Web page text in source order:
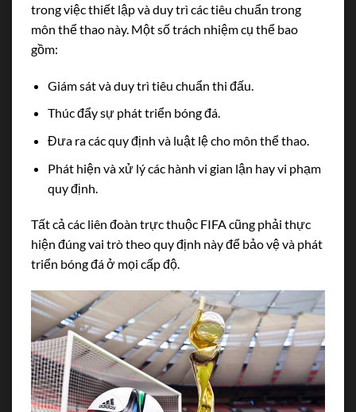
trong việc thiết lập và duy trì các tiêu chuẩn trong
môn thể thao này. Một số trách nhiệm cụ thể bao
gồm:
Giám sát và duy trì tiêu chuẩn thi đấu.
Thúc đẩy sự phát triển bóng đá.
Đưa ra các quy định và luật lệ cho môn thể thao.
Phát hiện và xử lý các hành vi gian lận hay vi phạm
quy định.
Tất cả các liên đoàn trực thuộc FIFA cũng phải thực
hiện đúng vai trò theo quy định này để bảo vệ và phát
triển bóng đá ở mọi cấp độ.